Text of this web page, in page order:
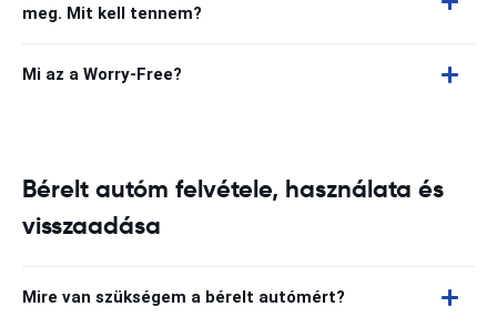
meg. Mit kell tennem?
Mi az a Worry-Free?
Bérelt autóm felvétele, használata és
visszaadása
Mire van szükségem a bérelt autómért?